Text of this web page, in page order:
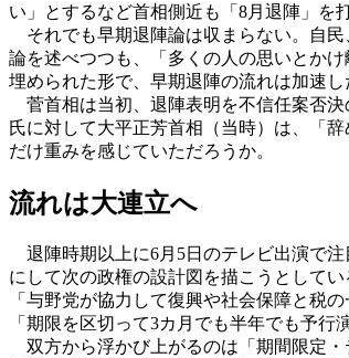
い」とするなど首相側近も「8月退陣」を
それでも早期退陣論は収まらない。自民
論を述べつつも、「多くの人の思いとか
埋められた形で、早期退陣の流れは加速し
菅首相は当初、退陣表明を不信任案否決
氏に対して大平正芳首相（当時）は、「
だけ重みを感じていただろうか。
流れは大連立へ
退陣時期以上に6月5日のテレビ出演で
にして次の政権の設計図を描こうとしてい
「与野党が協力して復興や社会保障と税
「期限を区切って3カ月でも半年でも予
双方から浮かび上がるのは「期間限定・